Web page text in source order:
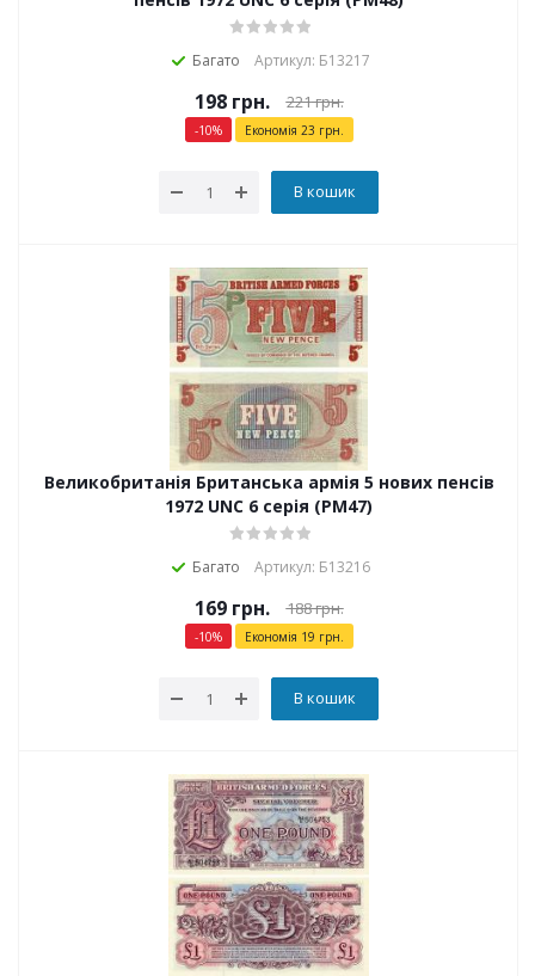
Багато Артикул: Б13217
198грн. 221грн.
-10% Економія 23 грн.
В кошик
Великобританія Британська армія 5 нових пенсів
1972 UNC 6 серія (PM47)
Багато Артикул: Б13216
169грн. 188грн.
-10% Економія 19 грн.
В кошик